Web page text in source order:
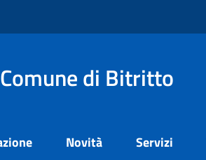
Comune di Bitritto
Novità Servizi